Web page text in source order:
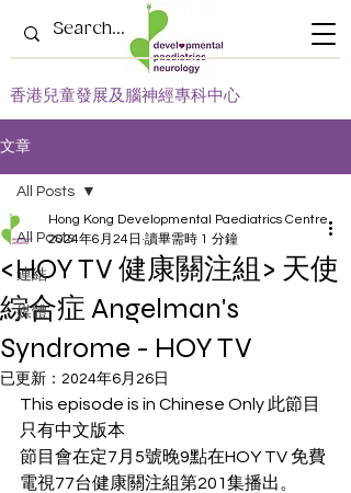
​香港兒童發展及腦神經專科中心
文章
All Posts
連結
媒體
All Posts
<HOY TV 健康關注組> 天使
綜合症 Angelman's
Syndrome - HOY TV
Hong Kong Developmental Paediatrics Centre
2024年6月24日 讀畢需時 1 分鐘
已更新： 2024年6月26日
This episode is in Chinese Only 此節目
只有中文版本
節目會在定7月5號晚9點在HOY TV 免費
電視77台健康關注組第201集播出。